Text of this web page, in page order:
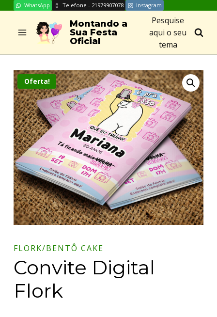
Skip
content
WhatsApp Telefone - 21979907078 Instagram
Montando a
Sua Festa
Oficial
Pesquise
aqui o seu
tema
Oferta!
FLORK/BENTÔ CAKE
Convite Digital
Flork